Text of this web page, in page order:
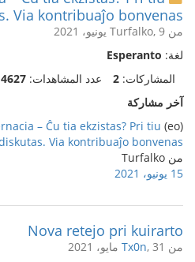
Via kontribuaĵo bonvenas!
من Turfalko, 9 يونيو، 2021
لغة: Esperanto
المشاركات: 2 عدد المشاهدات:
آخر مشاركة
(eo)
– Ĉu tia ekzistas? Pri tiu
Via kontribuaĵo bonvenas!
من Turfalko
15 يونيو، 2021
Nova retejo pri kuirarto
من Tx0n, 31 مايو، 2021